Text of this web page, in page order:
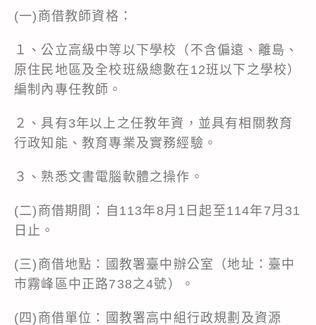
(一)商借教師資格：
１、公立高級中等以下學校（不含偏遠、離島、
原住民地區及全校班級總數在12班以下之學校）
編制內專任教師。
２、具有3年以上之任教年資，並具有相關教育
行政知能、教育專業及實務經驗。
３、熟悉文書電腦軟體之操作。
(二)商借期間：自113年8月1日起至114年7月31
日止。
(三)商借地點：國教署臺中辦公室（地址：臺中
市霧峰區中正路738之4號）。
(四)商借單位：國教署高中組行政規劃及資源